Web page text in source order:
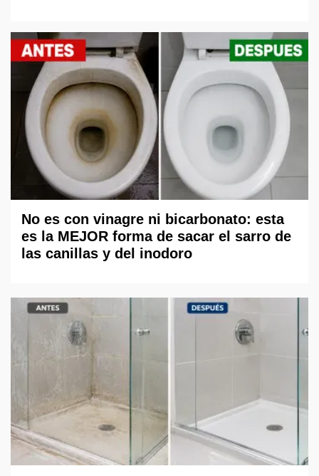
No es con vinagre ni bicarbonato: esta
es la MEJOR forma de sacar el sarro de
las canillas y del inodoro